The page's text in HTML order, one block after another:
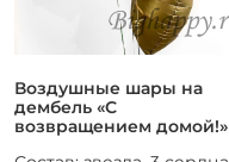
Воздушные шары на
дембель «С
возвращением домой!»